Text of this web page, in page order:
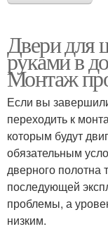
Двери для
руками в
Монтаж
Если вы
переходить к
которым будут
обязательным
дверного полотна
последующей
проблемы, а
низким.